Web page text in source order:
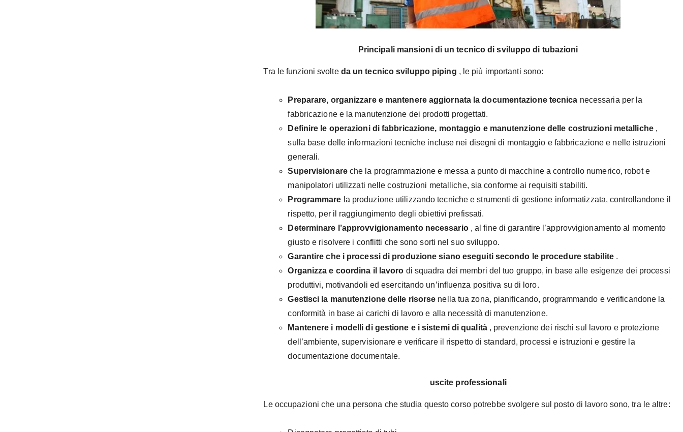
Principali mansioni di un tecnico di sviluppo di tubazioni
Tra le funzioni svolte da un tecnico sviluppo piping , le più importanti sono:
Preparare, organizzare e mantenere aggiornata la documentazione tecnica necessaria per la
fabbricazione e la manutenzione dei prodotti progettati.
Definire le operazioni di fabbricazione, montaggio e manutenzione delle costruzioni metalliche,
sulla base delle informazioni tecniche incluse nei disegni di montaggio e fabbricazione e nelle istruzioni
generali.
Supervisionareche la programmazione e messa a punto di macchine a controllo numerico, robot e
manipolatori utilizzati nelle costruzioni metalliche, sia conforme ai requisiti stabiliti.
Programmare la produzione utilizzando tecniche e strumenti di gestione informatizzata, controllandone il
rispetto, per il raggiungimento degli obiettivi prefissati.
Determinare l’approvvigionamento necessario, al fine di garantire l’approvvigionamento al momento
giusto e risolvere i conflitti che sono sorti nel suo sviluppo.
Garantire che i processi di produzione siano eseguiti secondo le procedure stabilite.
Organizza e coordina il lavoro di squadra dei membri del tuo gruppo, in base alle esigenze dei processi
produttivi, motivandoli ed esercitando un’influenza positiva su di loro.
Gestisci la manutenzione delle risorse nella tua zona, pianificando, programmando e verificandone la
conformità in base ai carichi di lavoro e alla necessità di manutenzione.
Mantenere i modelli di gestione e i sistemi di qualità, prevenzione dei rischi sul lavoro e protezione
dell’ambiente, supervisionare e verificare il rispetto di standard, processi e istruzioni e gestire la
documentazione documentale.
uscite professionali
Le occupazioni che una persona che studia questo corso potrebbe svolgere sul posto di lavoro sono, tra le altre: